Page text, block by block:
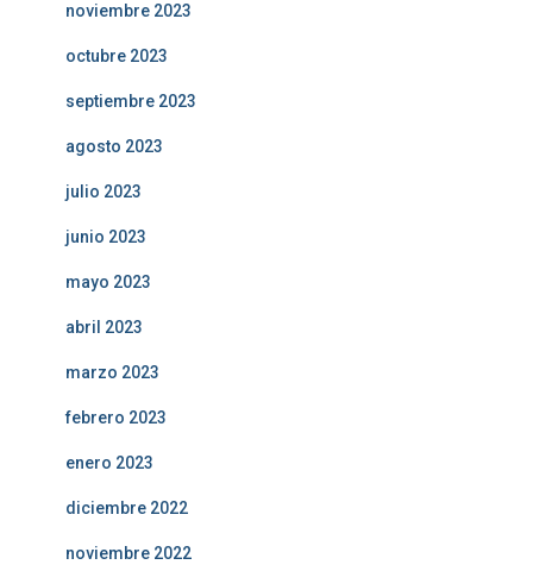
noviembre 2023
octubre 2023
septiembre 2023
agosto 2023
julio 2023
junio 2023
mayo 2023
abril 2023
marzo 2023
febrero 2023
enero 2023
diciembre 2022
noviembre 2022